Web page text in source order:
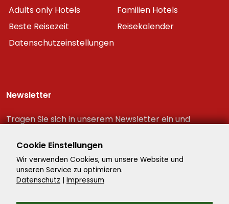
Adults only Hotels
Familien Hotels
Beste Reisezeit
Reisekalender
Datenschutzeinstellungen
Newsletter
Tragen Sie sich in unserem Newsletter ein und
Reiseschnäppchen!
Cookie Einstellungen
Wir verwenden Cookies, um unsere Website und
unseren Service zu optimieren.
Datenschutz | Impressum